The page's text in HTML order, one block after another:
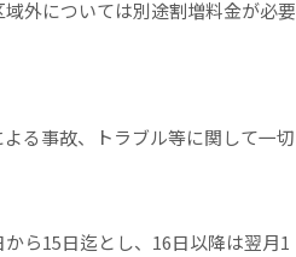
外については別途割増料金が必要
る事故、トラブル等に関して一切
ら15日迄とし、16日以降は翌月1